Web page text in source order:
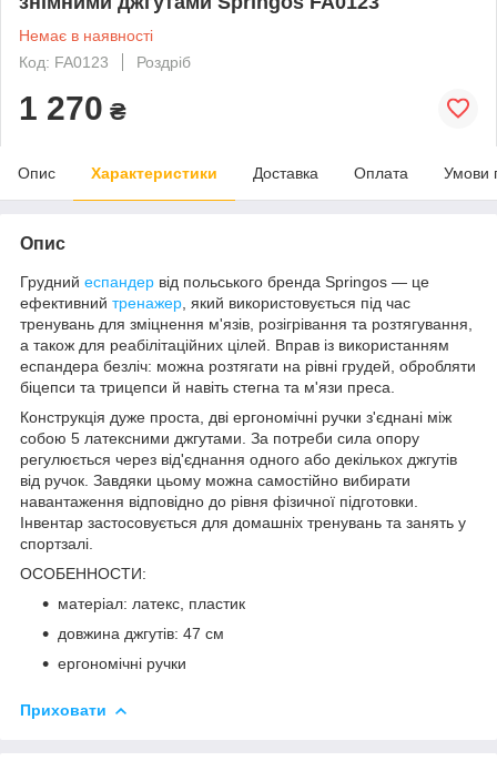
Немає в наявності
Код: FA0123
Роздріб
1 270 ₴
Опис Характеристики Доставка Оплата Умови
Опис
Грудний еспандер від польського бренда Springos — це
ефективний тренажер , який використовується під час
тренувань для зміцнення м'язів, розігрівання та розтягування,
а також для реабілітаційних цілей. Вправ із використанням
еспандера безліч: можна розтягати на рівні грудей, обробляти
біцепси та трицепси й навіть стегна та м'язи преса.
Конструкція дуже проста, дві ергономічні ручки з'єднані між
собою 5 латексними джгутами . За потреби сила опору
регулюється через від'єднання одного або декількох джгутів
від ручок. Завдяки цьому можна самостійно вибирати
навантаження відповідно до рівня фізичної підготовки.
Інвентар застосовується для домашніх тренувань та занять у
спортзалі.
ОСОБЕННОСТИ:
матеріал: латекс, пластик
довжина джгутів: 47 см
ергономічні ручки
Приховати